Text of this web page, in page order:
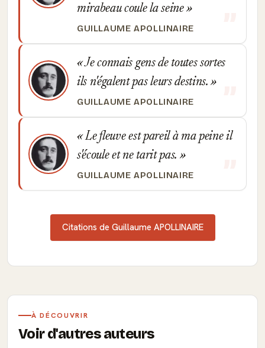
mirabeau coule la seine
GUILLAUME APOLLINAIRE
Je connais gens de toutes sortes
ils n'égalent pas leurs destins.
GUILLAUME APOLLINAIRE
Le fleuve est pareil à ma peine il
s'écoule et ne tarit pas.
GUILLAUME APOLLINAIRE
Citations de Guillaume APOLLINAIRE
À DÉCOUVRIR
Voir d'autres auteurs